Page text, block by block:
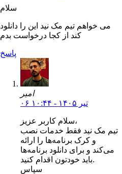
سلام
می خواهم تیم مک نید این را دانلود
کند از کجا درخواست بدم
پاسخ
امیر
۰۶ تیر ۱۴۰۵ - ۱۰:۴۴
سلام کاربر عزیز،
تیم مک نید فقط خدمات نصب
و کرک برنامه‌ها را ارائه
می‌کند و برای دانلود برنامه‌ها
باید خودتون اقدام کنید.
سپاس